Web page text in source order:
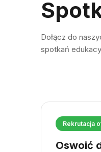
Dołącz do
spotkań
Rekrutacja
Oswoić